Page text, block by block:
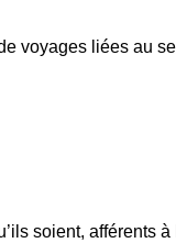
voyages liées au
soient, afférents à